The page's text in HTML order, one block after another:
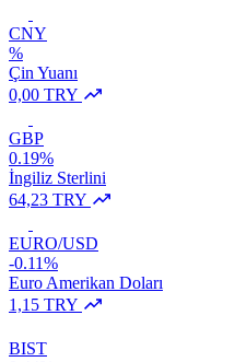
CNY
%
Çin Yuanı
0,00 TRY
GBP
0.19%
İngiliz Sterlini
64,23 TRY
EURO/USD
-0.11%
Euro Amerikan Doları
1,15 TRY
BIST